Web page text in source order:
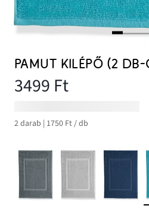
PAMUT KILÉPŐ (2
3499 Ft
2 darab | 1750 Ft / db